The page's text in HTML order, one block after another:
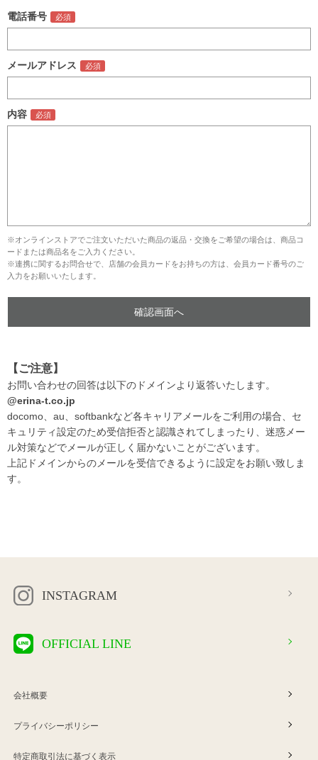
電話番号
メールアドレス
内容
※オンラインストアでご注文いただいた商品の返品・交換をご希望の場合は、商品コ
ードまたは商品名をご入力ください。
※連携に関するお問合せで、店舗の会員カードをお持ちの方は、会員カード番号のご
入力をお願いいたします。
【ご注意】
お問い合わせの回答は以下のドメインより返答いたします。
@erina-t.co.jp
docomo、au、softbankなど各キャリアメールをご利用の場合、セ
キュリティ設定のため受信拒否と認識されてしまったり、迷惑メー
ル対策などでメールが正しく届かないことがございます。
上記ドメインからのメールを受信できるように設定をお願い致しま
す。
INSTAGRAM
OFFICIAL LINE
会社概要
プライバシーポリシー
特定商取引法に基づく表示